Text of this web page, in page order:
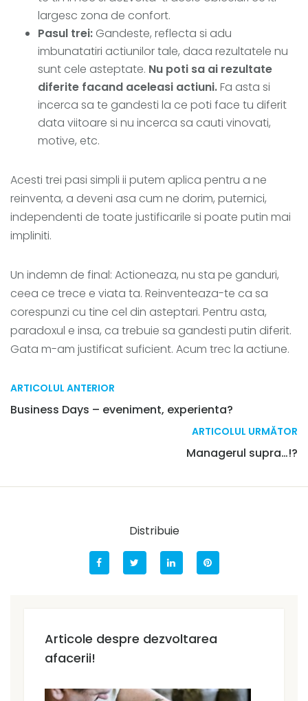
largesc zona de confort.
Pasul trei: Gandeste, reflecta si adu
imbunatatiri actiunilor tale, daca rezultatele nu
sunt cele asteptate. Nu poti sa ai rezultate
diferite facand aceleasi actiuni.Fa asta si
incerca sa te gandesti la ce poti face tu diferit
data viitoare si nu incerca sa cauti vinovati,
motive, etc.
Acesti trei pasi simpli ii putem aplica pentru a ne
reinventa, a deveni asa cum ne dorim, puternici,
independenti de toate justificarile si poate putin mai
impliniti.
Un indemn de final: Actioneaza, nu sta pe ganduri,
ceea ce trece e viata ta. Reinventeaza-te ca sa
corespunzi cu tine cel din asteptari. Pentru asta,
paradoxul e insa, ca trebuie sa gandesti putin diferit.
Gata m-am justificat suficient. Acum trec la actiune.
ARTICOLUL ANTERIOR
Business Days – eveniment, experienta?
ARTICOLUL URMĂTOR
Managerul supra…!?
Distribuie
Articole despre dezvoltarea
afacerii!